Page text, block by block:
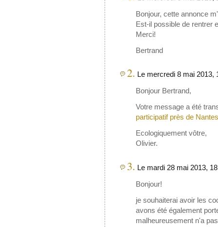
Bonjour, cette annonce
Est-il possible de rentrer
Merci!
Bertrand
2. Le mercredi 8 mai 2013,
Bonjour Bertrand,
Votre message a été
participatif près de
Ecologiquement vôtre,
Olivier.
3. Le mardi 28 mai 2013,
Bonjour!
je souhaiterai avoir les
avons été également
malheureusement n'a